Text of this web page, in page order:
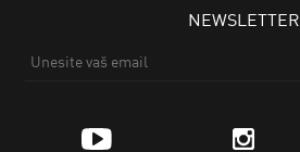
NEWSLETTER